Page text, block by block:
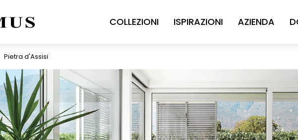
COLLEZIONI ISPIRAZIONI AZIENDA
Pietra d'Assisi